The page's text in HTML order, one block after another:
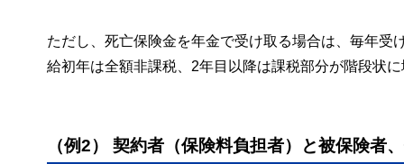
ただし、死亡保険金を年金で受け取る場合は、毎年
給初年は全額非課税、2年目以降は課税部分が階段状
（例2） 契約者（保険料負担者）と被保険者